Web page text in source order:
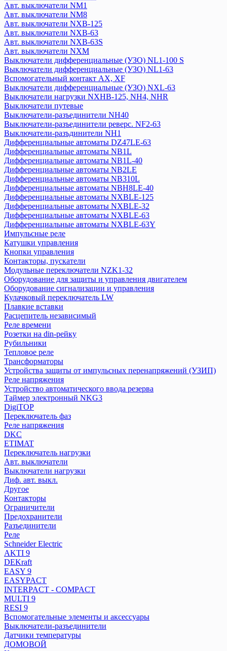
Дифференциальные автоматы NB1L-40
Дифференциальные автоматы NB2LE
Дифференциальные автоматы NB310L
Дифференциальные автоматы NBH8LE-40
Дифференциальные автоматы NXBLE-125
Дифференциальные автоматы NXBLE-32
Дифференциальные автоматы NXBLE-63
Дифференциальные автоматы NXBLE-63Y
Импульсные реле
Катушки управления
Кнопки управления
Контакторы, пускатели
Модульные переключатели NZK1-32
Оборудование для защиты и управления двигателем
Кулачковый переключатель LW
Оборудование сигнализации и управления
Плавкие вставки
Расцепитель независимый
Реле времени
Розетки на din-рейку
Рубильники
Тепловое реле
Трансформаторы
Реле напряжения
Устройства защиты от импульсных перенапряжений (УЗИП)
Таймер электронный NKG3
Устройство автоматического ввода резерва
DigiTOP
Переключатель фаз
Реле напряжения
DKC
ETIMAT
Переключатель нагрузки
Авт. выключатели
Выключатели нагрузки
Диф. авт. выкл.
Другое
Контакторы
Ограничители
Предохранители
Разъединители
Реле
Schneider Electric
Распред. колодки
AKTI 9
DEKraft
EASY 9
EASYPACT
INTERPACT - COMPACT
MULTI 9
RESI 9
Вспомогательные элементы и аксессуары
Выключатели-разъединители
Датчики температуры
ДОМОВОЙ
Контакторы
Авт. выключатели NM1
Авт. выключатели NM8
Авт. выключатели NXB-125
Авт. выключатели NXB-63
Авт. выключатели NXB-63S
Авт. выключатели NXM
Выключатели дифференциальные (УЗО) NL1-100 S
Выключатели дифференциальные (УЗО) NL1-63
Вспомогательный контакт АХ, XF
Выключатели дифференциальные (УЗО) NXL-63
Выключатели нагрузки NXHB-125, NH4, NHR
Выключатели путевые
Выключатели-разъединители NH40
Выключатели-разъединители реверс. NF2-63
Выключатели-разъдинители NH1
Дифференциальные автоматы DZ47LE-63
Дифференциальные автоматы NB1L
Дифференциальные автоматы NB1L-40
Дифференциальные автоматы NB2LE
Дифференциальные автоматы NB310L
Дифференциальные автоматы NBH8LE-40
Дифференциальные автоматы NXBLE-125
Дифференциальные автоматы NXBLE-32
Дифференциальные автоматы NXBLE-63
Дифференциальные автоматы NXBLE-63Y
Импульсные реле
Катушки управления
Кнопки управления
Контакторы, пускатели
Модульные переключатели NZK1-32
Оборудование для защиты и управления двигателем
Оборудование сигнализации и управления
Кулачковый переключатель LW
Плавкие вставки
Расцепитель независимый
Реле времени
Розетки на din-рейку
Рубильники
Тепловое реле
Трансформаторы
Устройства защиты от импульсных перенапряжений (УЗИП)
Реле напряжения
Устройство автоматического ввода резерва
Таймер электронный NKG3
DigiTOP
Переключатель фаз
Реле напряжения
DKC
ETIMAT
Переключатель нагрузки
Авт. выключатели
Выключатели нагрузки
Диф. авт. выкл.
Другое
Контакторы
Ограничители
Предохранители
Разъединители
Реле
Schneider Electric
AKTI 9
DEKraft
EASY 9
EASYPACT
INTERPACT - COMPACT
MULTI 9
RESI 9
Вспомогательные элементы и аксессуары
Выключатели-разъединители
Датчики температуры
ДОМОВОЙ